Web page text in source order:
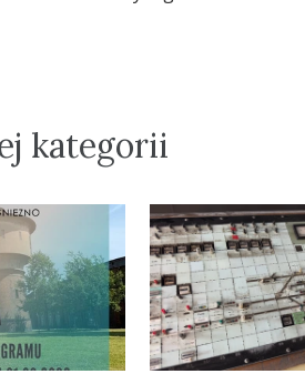
kategorii